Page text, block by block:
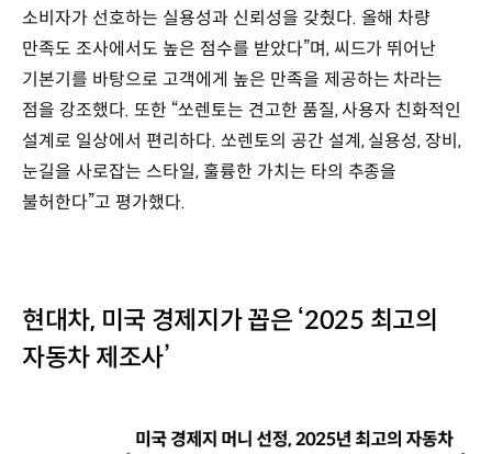
소비자가 선호하는 실용성과 신뢰성을 갖췄다. 올해 차량
만족도 조사에서도 높은 점수를 받았다”며, 씨드가 뛰어난
기본기를 바탕으로 고객에게 높은 만족을 제공하는 차라는
점을 강조했다. 또한 “쏘렌토는 견고한 품질, 사용자 친화적인
설계로 일상에서 편리하다. 쏘렌토의 공간 설계, 실용성, 장비,
눈길을 사로잡는 스타일, 훌륭한 가치는 타의 추종을
불허한다”고 평가했다.
현대차, 미국 경제지가 꼽은 ‘2025 최고의
자동차 제조사’